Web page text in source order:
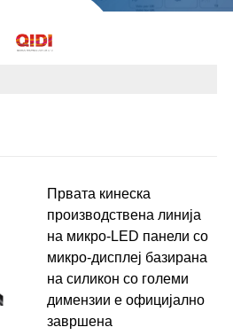
Првата кинеска
производствена линија
на микро-LED панели со
микро-дисплеј базирана
на силикон со големи
димензии е официјално
завршена